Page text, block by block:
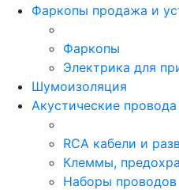
Фаркопы продажа и
Фаркопы
Электрика для
Шумоизоляция
Акустические
RCA кабели и
Клеммы,
Наборы проводов